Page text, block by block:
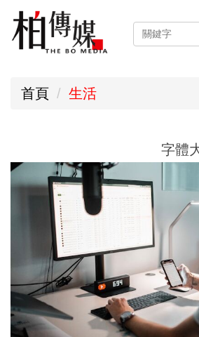
跳
到
首頁 生活
字體